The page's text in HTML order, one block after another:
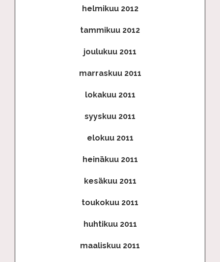
helmikuu 2012
tammikuu 2012
joulukuu 2011
marraskuu 2011
lokakuu 2011
syyskuu 2011
elokuu 2011
heinäkuu 2011
kesäkuu 2011
toukokuu 2011
huhtikuu 2011
maaliskuu 2011